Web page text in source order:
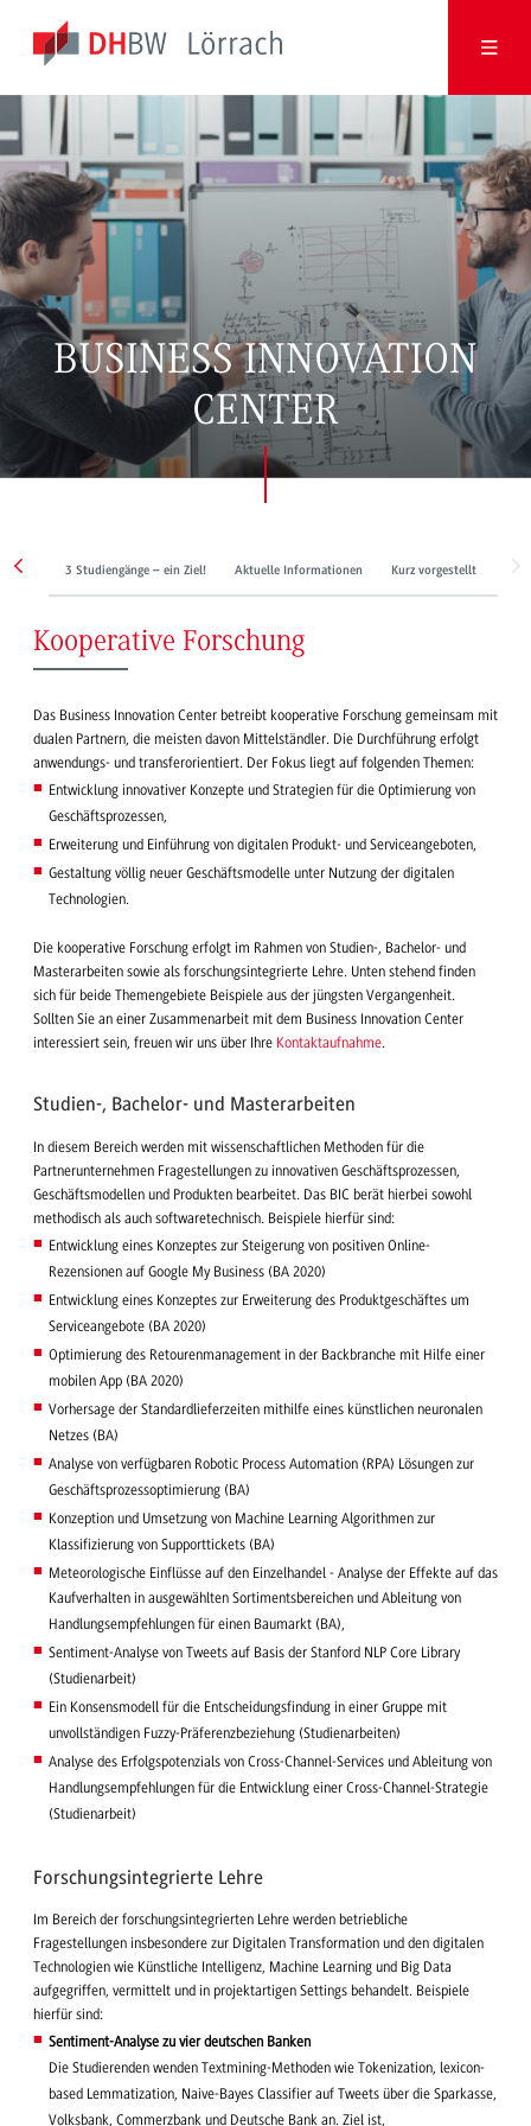
BUSINESS INNOVATION
CENTER
3 Studiengänge – ein Ziel! Aktuelle Informationen Kurz vorgestellt
Kooperative Forschung
Das Business Innovation Center betreibt kooperative Forschung gemeinsam mit
dualen Partnern, die meisten davon Mittelständler. Die Durchführung erfolgt
anwendungs- und transferorientiert. Der Fokus liegt auf folgenden Themen:
Entwicklung innovativer Konzepte und Strategien für die Optimierung von
Geschäftsprozessen,
Erweiterung und Einführung von digitalen Produkt- und Serviceangeboten,
Gestaltung völlig neuer Geschäftsmodelle unter Nutzung der digitalen
Technologien.
Die kooperative Forschung erfolgt im Rahmen von Studien-, Bachelor- und
Masterarbeiten sowie als forschungsintegrierte Lehre. Unten stehend finden
sich für beide Themengebiete Beispiele aus der jüngsten Vergangenheit.
Sollten Sie an einer Zusammenarbeit mit dem Business Innovation Center
interessiert sein, freuen wir uns über Ihre Kontaktaufnahme.
Studien-, Bachelor- und Masterarbeiten
In diesem Bereich werden mit wissenschaftlichen Methoden für die
Partnerunternehmen Fragestellungen zu innovativen Geschäftsprozessen,
Geschäftsmodellen und Produkten bearbeitet. Das BIC berät hierbei sowohl
methodisch als auch softwaretechnisch. Beispiele hierfür sind:
Entwicklung eines Konzeptes zur Steigerung von positiven Online-
Rezensionen auf Google My Business (BA 2020)
Entwicklung eines Konzeptes zur Erweiterung des Produktgeschäftes um
Serviceangebote (BA 2020)
Optimierung des Retourenmanagement in der Backbranche mit Hilfe einer
mobilen App (BA 2020)
Vorhersage der Standardlieferzeiten mithilfe eines künstlichen neuronalen
Netzes (BA)
Analyse von verfügbaren Robotic Process Automation (RPA) Lösungen zur
Geschäftsprozessoptimierung (BA)
Konzeption und Umsetzung von Machine Learning Algorithmen zur
Klassifizierung von Supporttickets (BA)
Meteorologische Einflüsse auf den Einzelhandel - Analyse der Effekte auf das
Kaufverhalten in ausgewählten Sortimentsbereichen und Ableitung von
Handlungsempfehlungen für einen Baumarkt (BA),
Sentiment-Analyse von Tweets auf Basis der Stanford NLP Core Library
(Studienarbeit)
Ein Konsensmodell für die Entscheidungsfindung in einer Gruppe mit
unvollständigen Fuzzy-Präferenzbeziehung (Studienarbeiten)
Analyse des Erfolgspotenzials von Cross-Channel-Services und Ableitung von
Handlungsempfehlungen für die Entwicklung einer Cross-Channel-Strategie
(Studienarbeit)
Forschungsintegrierte Lehre
Im Bereich der forschungsintegrierten Lehre werden betriebliche
Fragestellungen insbesondere zur Digitalen Transformation und den digitalen
Technologien wie Künstliche Intelligenz, Machine Learning und Big Data
aufgegriffen, vermittelt und in projektartigen Settings behandelt. Beispiele
hierfür sind:
Sentiment-Analyse zu vier deutschen Banken
Die Studierenden wenden Textmining-Methoden wie Tokenization, lexicon-
based Lemmatization, Naive-Bayes Classifier auf Tweets über die Sparkasse,
Volksbank, Commerzbank und Deutsche Bank an. Ziel ist,